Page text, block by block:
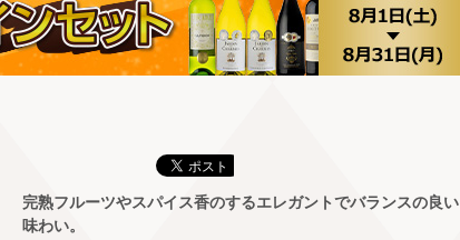
完熟フルーツやスパイス香のするエレガントでバランスの良い
味わい。